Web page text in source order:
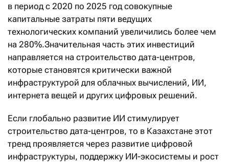
в период с 2020 по 2025 год совокупные
капитальные затраты пяти ведущих
технологических компаний увеличились более чем
на 280%.Значительная часть этих инвестиций
направляется на строительство дата-центров,
которые становятся критически важной
инфраструктурой для облачных вычислений, ИИ,
интернета вещей и других цифровых решений.
Если глобально развитие ИИ стимулирует
строительство дата-центров, то в Казахстане этот
тренд проявляется через развитие цифровой
инфраструктуры, поддержку ИИ-экосистемы и рост